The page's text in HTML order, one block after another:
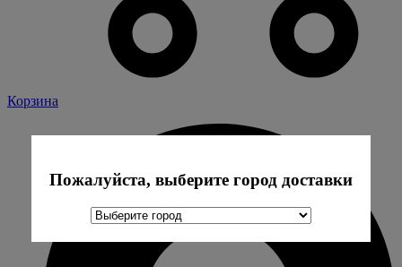
Корзина
Пожалуйста, выберите город доставки